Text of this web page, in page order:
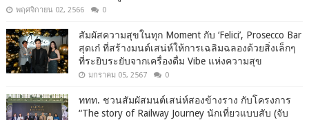
พฤศจิกายน 02, 2566 0
สัมผัสความสุขในทุก Moment กับ ‘Felici’, Prosecco Bar
สุดเก๋ ที่สร้างมนต์เสน่ห์ให้การเฉลิมฉลองด้วยสิ่งเล็กๆ
ที่ระยิบระยับจากเครื่องดื่ม Vibe แห่งความสุข
มกราคม 05, 2567 0
ททท. ชวนสัมผัสมนต์เสน่ห์สองข้างราง กับโครงการ
“The story of Railway Journey นักเที่ยวแบบสับ (จับ